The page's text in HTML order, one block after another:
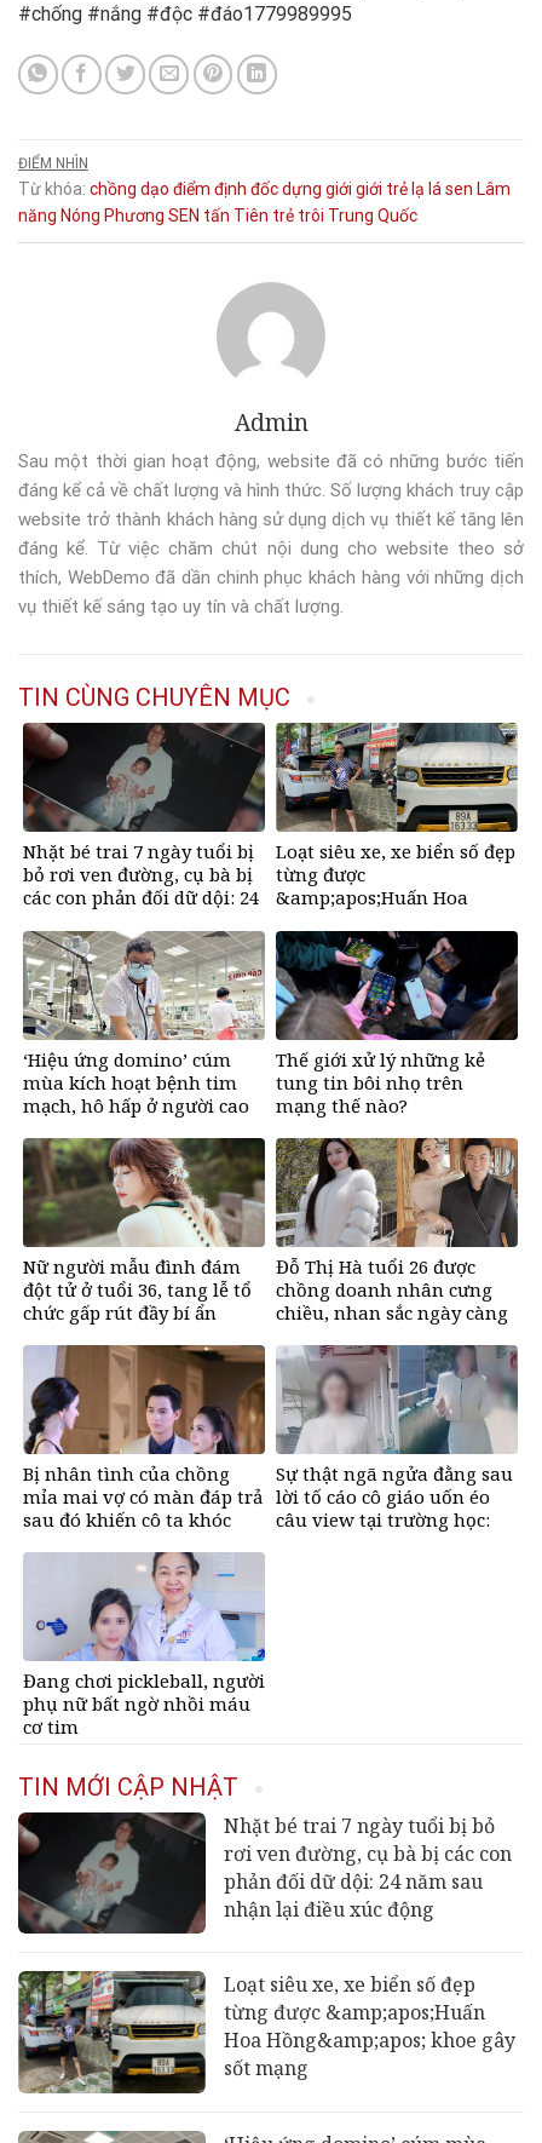
#chống #nắng #độc #đáo1779989995
ĐIỂM NHÌN
Từ khóa: chồng dạo điểm định đốcdựng giới giới trẻ lạ lá sen Lâm
năng Nóng Phương SEN tấn Tiên trẻ trôi Trung Quốc
Admin
Sau một thời gian hoạt động, website đã có những bước tiến
đáng kể cả về chất lượng và hình thức. Số lượng khách truy cập
website trở thành khách hàng sử dụng dịch vụ thiết kế tăng lên
đáng kể. Từ việc chăm chút nội dung cho website theo sở
thích, WebDemo đã dần chinh phục khách hàng với những dịch
vụ thiết kế sáng tạo uy tín và chất lượng.
TIN CÙNG CHUYÊN MỤC
Nhặt bé trai 7 ngày tuổi bị
bỏ rơi ven đường, cụ bà bị
các con phản đối dữ dội: 24
động
Loạt siêu xe, xe biển số đẹp
từng được
&amp;apos;Huấn Hoa
sốt mạng
‘Hiệu ứng domino’ cúm
mùa kích hoạt bệnh tim
mạch, hô hấp ở người cao
Thế giới xử lý những kẻ
tung tin bôi nhọ trên
mạng thế nào?
Nữ người mẫu đình đám
đột tử ở tuổi 36, tang lễ tổ
chức gấp rút đầy bí ẩn
Đỗ Thị Hà tuổi 26 được
chồng doanh nhân cưng
chiều, nhan sắc ngày càng
Bị nhân tình của chồng
mỉa mai vợ có màn đáp trả
sau đó khiến cô ta khóc
Sự thật ngã ngửa đằng sau
lời tố cáo cô giáo uốn éo
câu view tại trường học:
Đang chơi pickleball, người
phụ nữ bất ngờ nhồi máu
cơ tim
TIN MỚI CẬP NHẬT
Nhặt bé trai 7 ngày tuổi bị bỏ
rơi ven đường, cụ bà bị các con
phản đối dữ dội: 24 năm sau
nhận lại điều xúc động
Loạt siêu xe, xe biển số đẹp
từng được &amp;apos;Huấn
Hoa Hồng&amp;apos; khoe gây
sốt mạng